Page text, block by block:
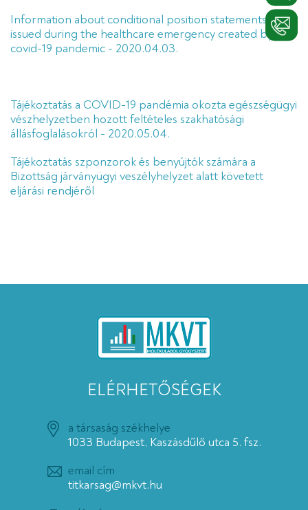
Information about conditional position statements
issued during the healthcare emergency created by the
covid-19 pandemic - 2020.04.03.
Tájékoztatás a COVID-19 pandémia okozta egészségügyi
vészhelyzetben hozott feltételes szakhatósági
állásfoglalásokról - 2020.05.04.
Tájékoztatás szponzorok és benyújtók számára a
Bizottság járványügyi veszélyhelyzet alatt követett
eljárási rendjéről
ELÉRHETŐSÉGEK
a társaság székhelye
1033 Budapest, Kaszásdűlő utca 5. fsz.
email cím
titkarsag@mkvt.hu